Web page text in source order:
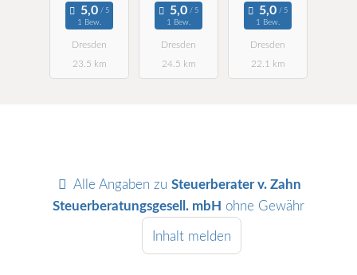
und StBG
mbH
1 Bew.
Dresden
23.5 km
StBG
Dresden
1 Bew.
Dresden
24.5 km
StB
1 Bew.
Dresden
22.1 km
Alle Angaben zuSteuerberater v. Zahn
Steuerberatungsgesell. mbH ohne Gewähr
Inhalt melden